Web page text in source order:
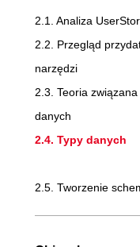
2.1. Analiza
2.2. Przegląd
narzędzi
2.3. Teoria
danych
2.4. Typy danych
2.5. Tworzenie
3. Implementacja